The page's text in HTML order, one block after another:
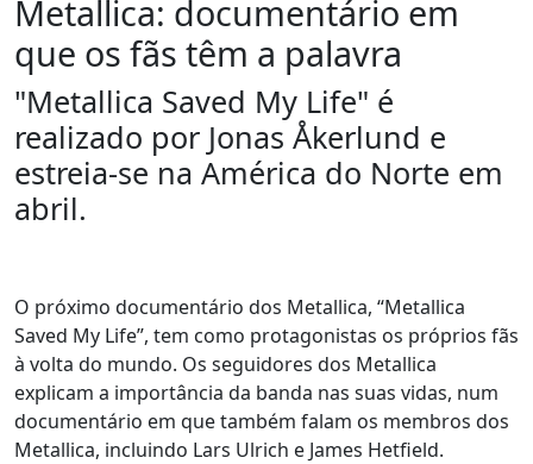
Metallica: documentário em
que os fãs têm a palavra
"Metallica Saved My Life" é
realizado por Jonas Åkerlund e
estreia-se na América do Norte em
abril.
O próximo documentário dos Metallica, “Metallica
Saved My Life”, tem como protagonistas os próprios fãs
à volta do mundo. Os seguidores dos Metallica
explicam a importância da banda nas suas vidas, num
documentário em que também falam os membros dos
Metallica, incluindo Lars Ulrich e James Hetfield.